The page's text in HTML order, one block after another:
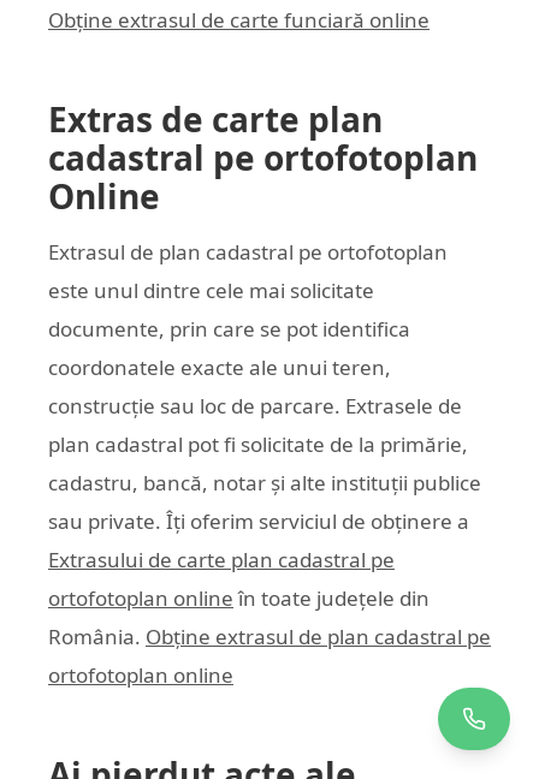
Obține extrasul de carte funciară online
Extras de carte plan
cadastral pe ortofotoplan
Online
Extrasul de plan cadastral pe ortofotoplan
este unul dintre cele mai solicitate
documente, prin care se pot identifica
coordonatele exacte ale unui teren,
construcție sau loc de parcare. Extrasele de
plan cadastral pot fi solicitate de la primărie,
cadastru, bancă, notar și alte instituții publice
sau private. Îți oferim serviciul de obținere a
Extrasului de carte plan cadastral pe
ortofotoplan online în toate județele din
România. Obține extrasul de plan cadastral pe
ortofotoplan online